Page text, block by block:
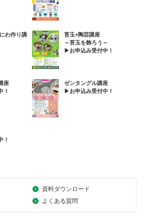
わ作り講
苔玉+陶芸講座
～苔玉を飾ろう～
▶お申込み受付中！
座
！
ゼンタングル講座
▶お申込み受付中！
！
資料ダウンロード
よくある質問